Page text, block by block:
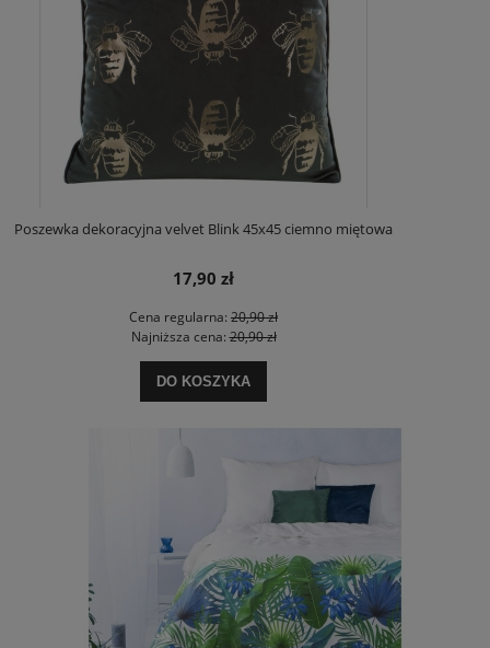
Poszewka dekoracyjna velvet Blink 45x45 ciemno miętowa
17,90 zł
Cena regularna: 20,90 zł
Najniższa cena:20,90 zł
DO KOSZYKA